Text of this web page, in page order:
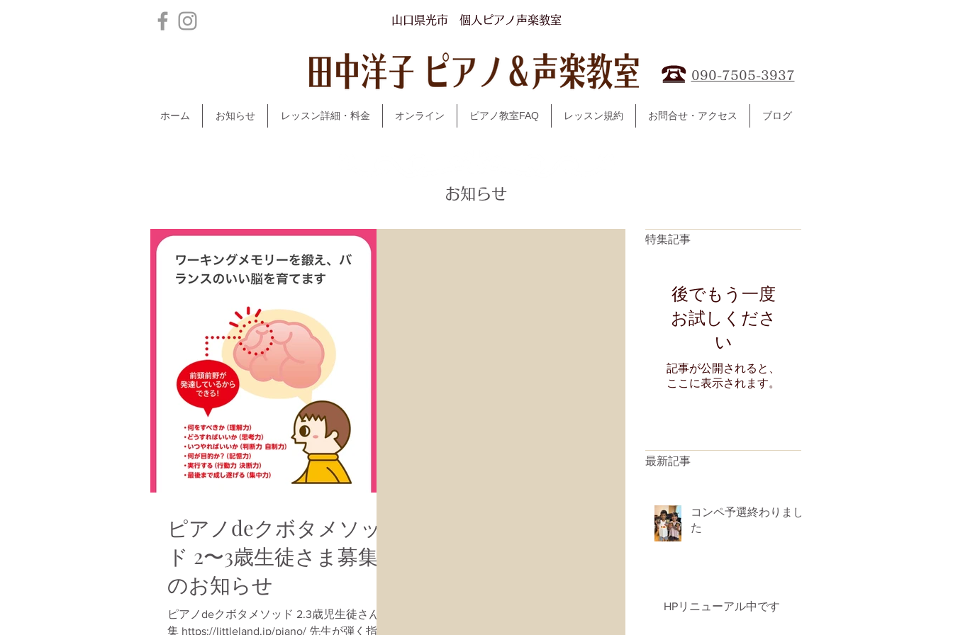
山口県光市​ 個人ピアノ声楽教室
090-7505-3937
ホーム お知らせ レッスン詳細・料金 オンライン ピアノ教室FAQ レッスン規約 お問合せ・アクセス ブログ
​お知らせ
ピアノdeクボタメソッ
ド 2〜3歳生徒さま募集
のお知らせ
ピアノdeクボタメソッド 2.3歳児生徒さん募
集 https://littleland.jp/piano/ 先生が弾く指を
特集記事
後でもう一度
お試しくださ
い
記事が公開されると、
ここに表示されます。
最新記事
コンペ予選終わりまし
た
HPリニューアル中です